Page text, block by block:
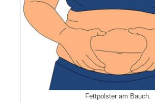
Fettpolster am Bauch.